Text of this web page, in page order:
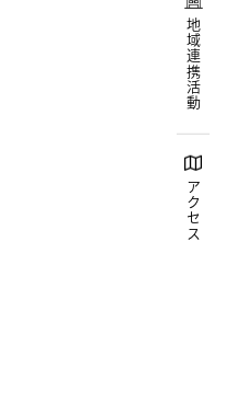
地域連携活動
アクセス